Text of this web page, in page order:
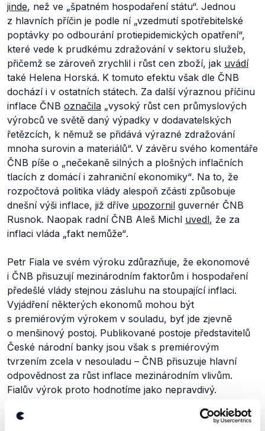
jinde, než ve „špatném hospodaření státu“. Jednou
z hlavních příčin je podle ní „vzedmutí spotřebitelské
poptávky po odbourání protiepidemických opatření“,
které vede k prudkému zdražování v sektoru služeb,
přičemž se zároveň zrychlil i růst cen zboží, jak uvádí
také Helena Horská. K tomuto efektu však dle ČNB
dochází i v ostatních státech. Za další výraznou příčinu
inflace ČNB označila „vysoký růst cen průmyslových
výrobců ve světě daný výpadky v dodavatelských
řetězcích, k němuž se přidává výrazné zdražování
mnoha surovin a materiálů“. V závěru svého komentáře
ČNB píše o „nečekaně silných a plošných inflačních
tlacích z domácí i zahraniční ekonomiky“. Na to, že
rozpočtová politika vlády alespoň zčásti způsobuje
dnešní výši inflace, již dříve upozornil guvernér ČNB
Rusnok. Naopak radní ČNB Aleš Michl uvedl, že za
inflaci vláda „fakt nemůže“.
Petr Fiala ve svém výroku zdůrazňuje, že ekonomové
i ČNB přisuzují mezinárodním faktorům i hospodaření
předešlé vlády stejnou zásluhu na stoupající inflaci.
Vyjádření některých ekonomů mohou být
s premiérovým výrokem v souladu, byť jde zjevně
o menšinový postoj. Publikované postoje představitelů
České národní banky jsou však s premiérovým
tvrzením zcela v nesouladu – ČNB přisuzuje hlavní
odpovědnost za růst inflace mezinárodním vlivům.
Fialův výrok proto hodnotíme jako nepravdivý.
Doplňme, že v
(.pdf) 2021 byla výše inflace